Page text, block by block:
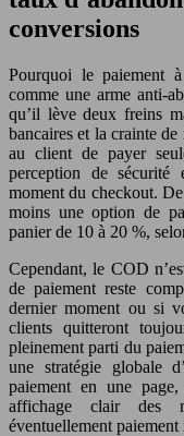
conversions
Pourquoi le paiement
comme une arme anti-
qu’il lève deux freins
bancaires et la crainte
au client de payer
perception de
moment du checkout.
moins une option de
panier de 10 à 20 %,
Cependant, le COD
de paiement reste
dernier moment ou si
clients quitteront
pleinement parti du
une stratégie globale
paiement en une
affichage clair des
éventuellement